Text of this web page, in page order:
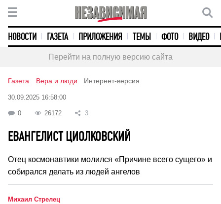
НОВОСТИ ГАЗЕТА ПРИЛОЖЕНИЯ ТЕМЫ ФОТО ВИДЕО
Перейти на полную версию сайта
Газета Вера и люди Интернет-версия
30.09.2025 16:58:00
0 26172 3
ЕВАНГЕЛИСТ ЦИОЛКОВСКИЙ
Отец космонавтики молился «Причине всего сущего» и
собирался делать из людей ангелов
Михаил Стрелец